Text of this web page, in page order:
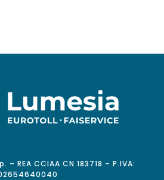
– REA CCIAA CN 183718 – P.IVA: